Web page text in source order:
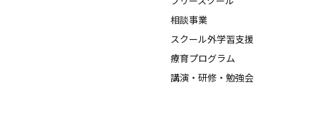
相談事業
スクール外学習支援
療育プログラム
講演・研修・勉強会